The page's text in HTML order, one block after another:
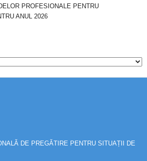
PROFESIONALE PENTRU
ANUL 2026
DE PREGĂTIRE PENTRU SITUAȚII DE